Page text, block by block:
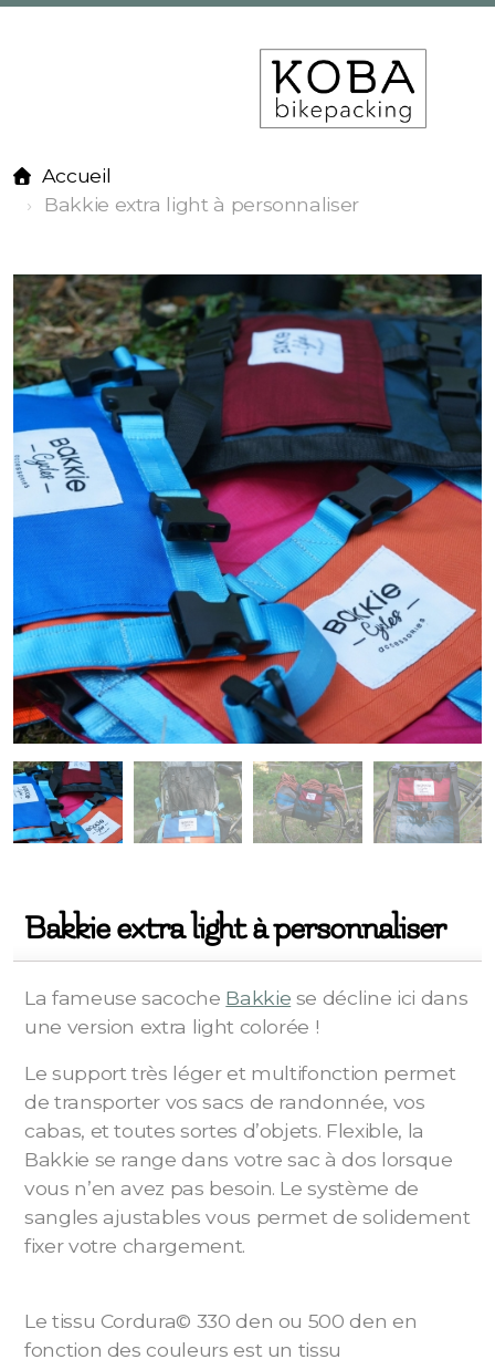
Accueil
Bakkie extra light à personnaliser
Bakkie extra light à personnaliser
La fameuse sacoche Bakkie se décline ici dans
une version extra light colorée !
Le support très léger et multifonction permet
de transporter vos sacs de randonnée, vos
cabas, et toutes sortes d’objets. Flexible, la
Bakkie se range dans votre sac à dos lorsque
vous n’en avez pas besoin. Le système de
sangles ajustables vous permet de solidement
fixer votre chargement.
Le tissu Cordura© 330 den ou 500 den en
fonction des couleurs est un tissu